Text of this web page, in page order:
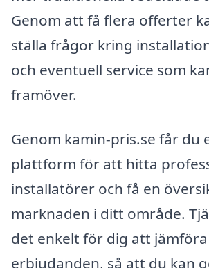
Genom att få flera offerter
ställa frågor kring
och eventuell service som
framöver.
Genom kamin-pris.se får du
plattform för att hitta
installatörer och få en
marknaden i ditt område.
det enkelt för dig att
erbjudanden, så att du kan